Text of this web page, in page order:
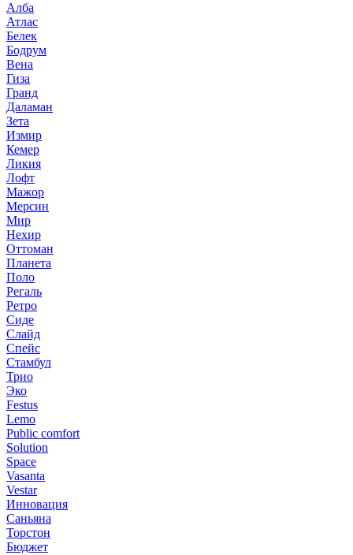
Алба
Атлас
Белек
Бодрум
Вена
Гиза
Гранд
Даламан
Зета
Измир
Кемер
Ликия
Лофт
Мажор
Мерсин
Мир
Нехир
Оттоман
Планета
Поло
Регаль
Ретро
Сиде
Слайд
Спейс
Стамбул
Трио
Эко
Festus
Lemo
Public comfort
Solution
Space
Vasanta
Vestar
Инновация
Саньяна
Торстон
Бюджет